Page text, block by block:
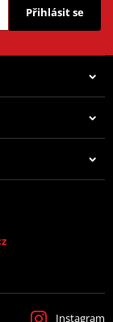
Přihlásit se
Instagram